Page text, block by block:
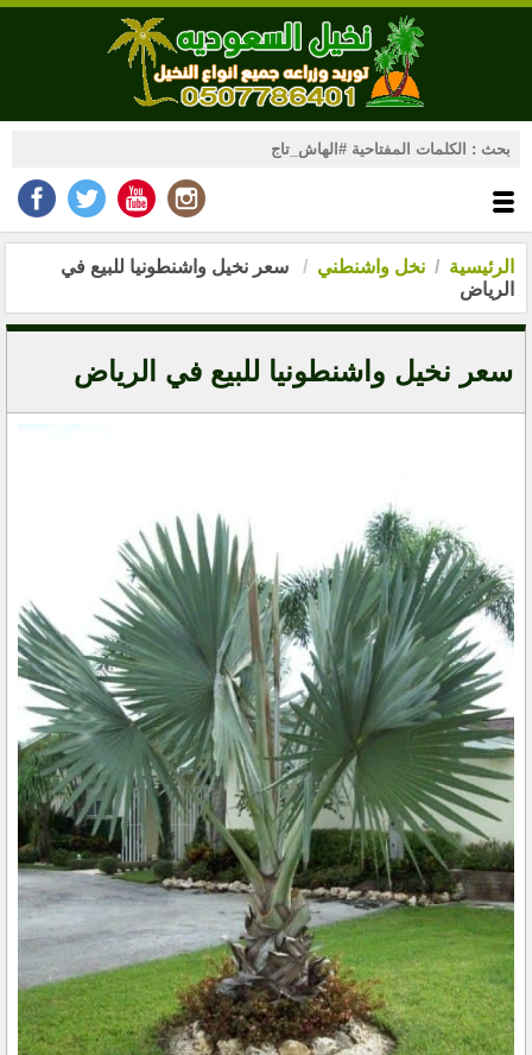
الرئيسية نخل واشنطني
سعر نخيل واشنطونيا للبيع في
الرياض
سعر نخيل واشنطونيا للبيع في الرياض